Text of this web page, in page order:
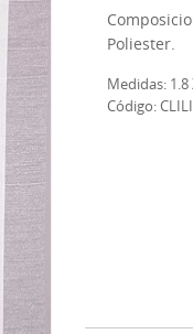
Poliester.
Medidas: 1.8
Código: